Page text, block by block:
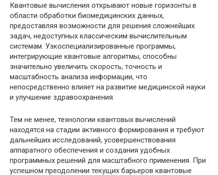
Квантовые вычисления открывают новые горизонты в
области обработки биомедицинских данных,
предоставляя возможности для решения сложнейших
задач, недоступных классическим вычислительным
системам. Узкоспециализированные программы,
интегрирующие квантовые алгоритмы, способны
значительно увеличить скорость, точность и
масштабность анализа информации, что
непосредственно влияет на развитие медицинской науки
и улучшение здравоохранения.
Тем не менее, технологии квантовых вычислений
находятся на стадии активного формирования и требуют
дальнейших исследований, усовершенствования
аппаратного обеспечения и создания удобных
программных решений для масштабного применения. При
успешном преодолении текущих барьеров квантовые